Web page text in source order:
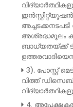
അശ്രദ്ധമൂലം
ബാധ്യതയ്ക്ക്
3). പോസ്റ്റ്
വിത്ത്
4.